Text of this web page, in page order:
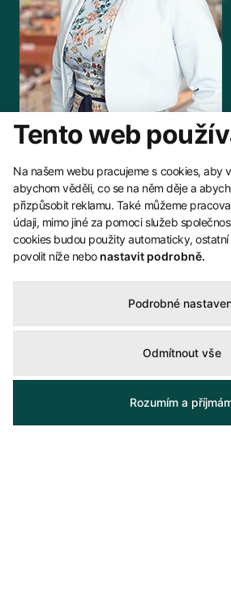
Tereza Kolesárová
t.kolesarova@lexxusnorton.cz
+420 722 531 019
+420 221 111 945
Tento web
Na našem webu pracujeme s cookies, aby
abychom věděli, co se na něm děje a
přizpůsobit reklamu. Také můžeme
údaji, mimo jiné za pomoci služeb
cookies budou použity automaticky,
povolit níže nebo nastavit podrobně.
Podrobné
Odmítnout vše
Rozumím a